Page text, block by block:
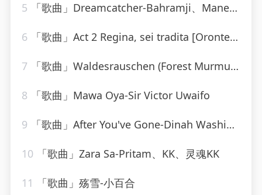
5 「歌曲」Dreamcatcher-Bahramji、Maneesh de Moor、Bashir、Zhubin Kalhor、Sudha
6 「歌曲」Act 2 Regina, sei tradita [Oronte, Alcina]-william christie
7 「歌曲」Waldesrauschen (Forest Murmurs), for Piano (Zwei Konzertetuden No. 1), S. 1451 No 1 Waldesrauschen
8 「歌曲」Mawa Oya-Sir Victor Uwaifo
9 「歌曲」After You've Gone-Dinah Washington(1)
10 「歌曲」Zara Sa-Pritam、KK、灵魂KK
11 「歌曲」殇雪-小百合